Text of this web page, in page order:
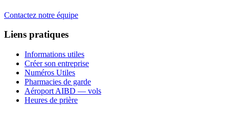
Contactez notre équipe
Liens pratiques
Informations utiles
Créer son entreprise
Numéros Utiles
Pharmacies de garde
Aéroport AIBD — vols
Heures de prière